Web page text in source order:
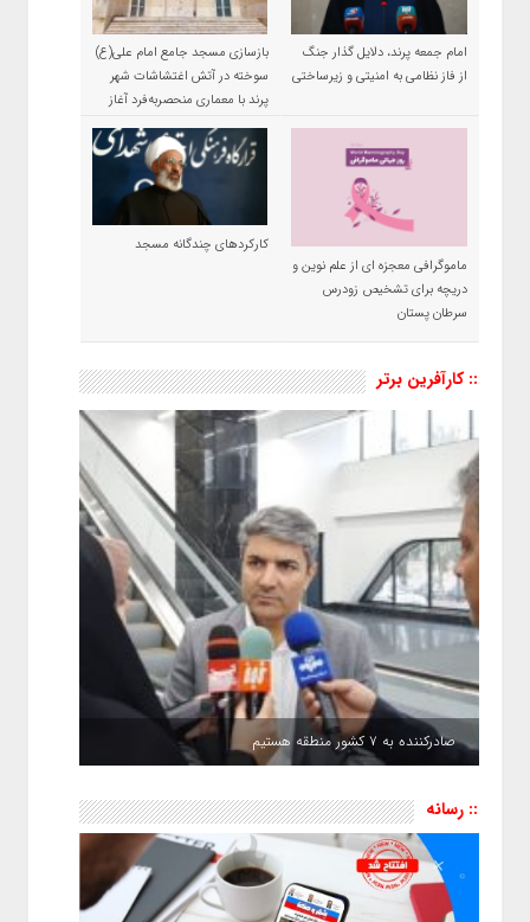
امام جمعه پرند، دلایل گذار جنگ
از فاز نظامی به امنیتی و زیرساختی
بازسازی مسجد جامع امام علی(ع)
سوخته در آتش اغتشاشات شهر
پرند با معماری منحصربه‌فرد آغاز
شد
ماموگرافی معجزه ای از علم نوین و
دریچه برای تشخیص زودرس
سرطان پستان
کارکردهای چندگانه مسجد
:: کارآفرین برتر
صادرکننده به ۷ کشور منطقه هستیم
:: رسانه